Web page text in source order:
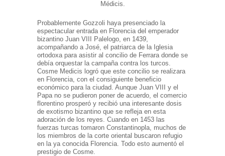
Médicis.
Probablemente Gozzoli haya presenciado la
espectacular entrada en Florencia del emperador
bizantino Juan VIII Palelogo, en 1439,
acompañando a José, el patriarca de la Iglesia
ortodoxa para asistir al concilio de Ferrara donde se
debía orquestar la campaña contra los turcos.
Cosme Medicis logró que este concilio se realizara
en Florencia, con el consiguiente beneficio
económico para la ciudad. Aunque Juan VIII y el
Papa no se pudieron poner de acuerdo, el comercio
florentino prosperó y recibió una interesante dosis
de exotismo bizantino que se refleja en esta
adoración de los reyes. Cuando en 1453 las
fuerzas turcas tomaron Constantinopla, muchos de
los miembros de la corte oriental buscaron refugio
en la ya conocida Florencia. Todo esto aumentó el
prestigio de Cosme.